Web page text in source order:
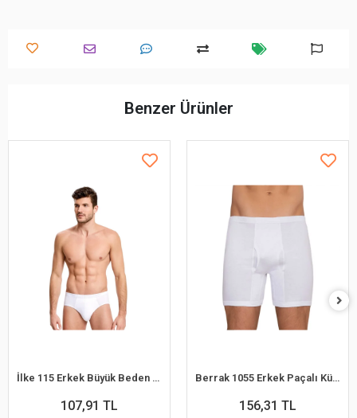
Benzer Ürünler
İlke 115 Erkek Büyük Beden Kom Slip Külot 2XL
107,91 TL
Berrak 1055 Erkek Paçalı Külot M
156,31 TL